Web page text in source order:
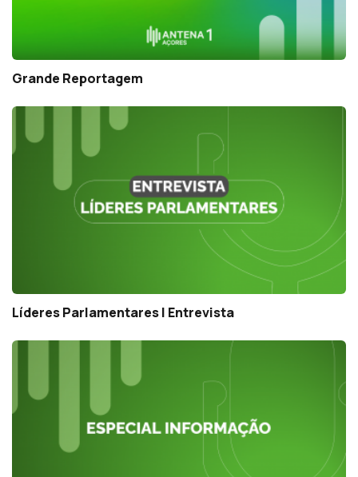
Grande Reportagem
Líderes Parlamentares | Entrevista